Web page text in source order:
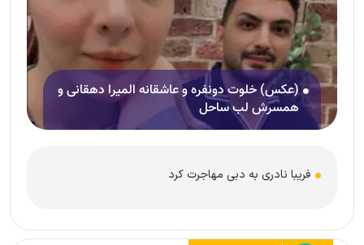
(عکس) خلوت دونفره و عاشقانه المیرا دهقانی و
همسرش لب ساحل
فریبا نادری به دبی مهاجرت کرد